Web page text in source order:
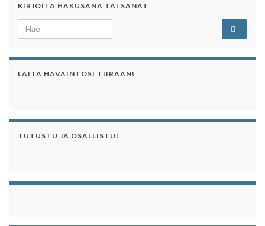
KIRJOITA HAKUSANA TAI SANAT
Search for:
LAITA HAVAINTOSI TIIRAAN!
TUTUSTU JA OSALLISTU!